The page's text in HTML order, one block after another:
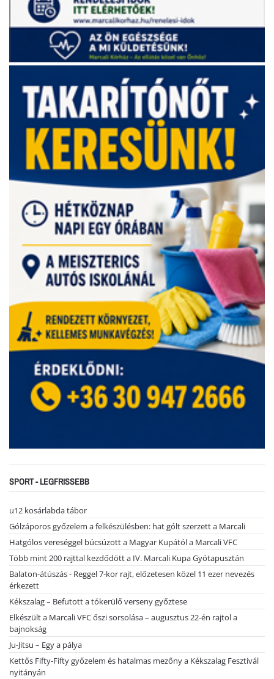
SPORT - LEGFRISSEBB
u12 kosárlabda tábor
Gólzáporos győzelem a felkészülésben: hat gólt szerzett a Marcali
Hatgólos vereséggel búcsúzott a Magyar Kupától a Marcali VFC
Több mint 200 rajttal kezdődött a IV. Marcali Kupa Gyótapusztán
Balaton-átúszás - Reggel 7-kor rajt, előzetesen közel 11 ezer nevezés
érkezett
Kékszalag – Befutott a tókerülő verseny győztese
Elkészült a Marcali VFC őszi sorsolása – augusztus 22-én rajtol a
bajnokság
Ju-Jitsu – Egy a pálya
Kettős Fifty-Fifty győzelem és hatalmas mezőny a Kékszalag Fesztivál
nyitányán